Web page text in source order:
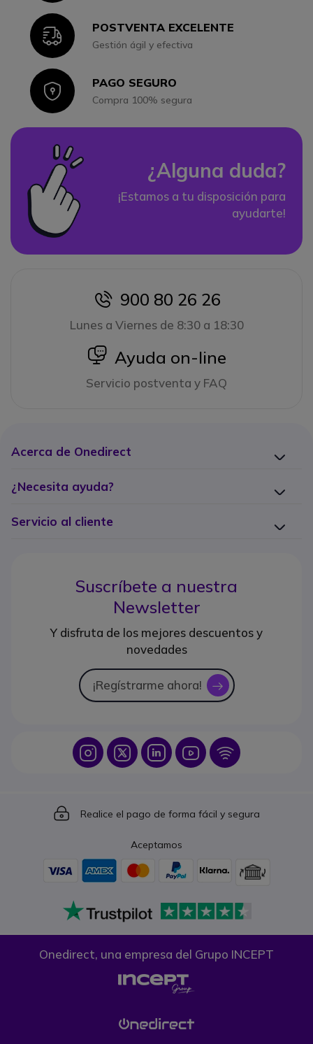
IconPOSTVENTA EXCELENTE
Gestión ágil y efectiva
IconPAGO SEGURO
Compra 100% segura
¿Alguna duda?
¡Estamos a tu disposición para
ayudarte!
icon
900 80 26 26
Lunes a Viernes de 8:30 a 18:30
icon
Ayuda on-line
Servicio postventa y FAQ
Acerca de Onedirect
¿Necesita ayuda?
Servicio al cliente
Suscríbete a nuestra
Newsletter
Y disfruta de los mejores descuentos y
novedades
¡Regístrarme ahora! icon
Icon IconIcon Icon Icon
Icon
Realice el pago de forma fácil y segura
Aceptamos
Onedirect, una empresa del Grupo INCEPT